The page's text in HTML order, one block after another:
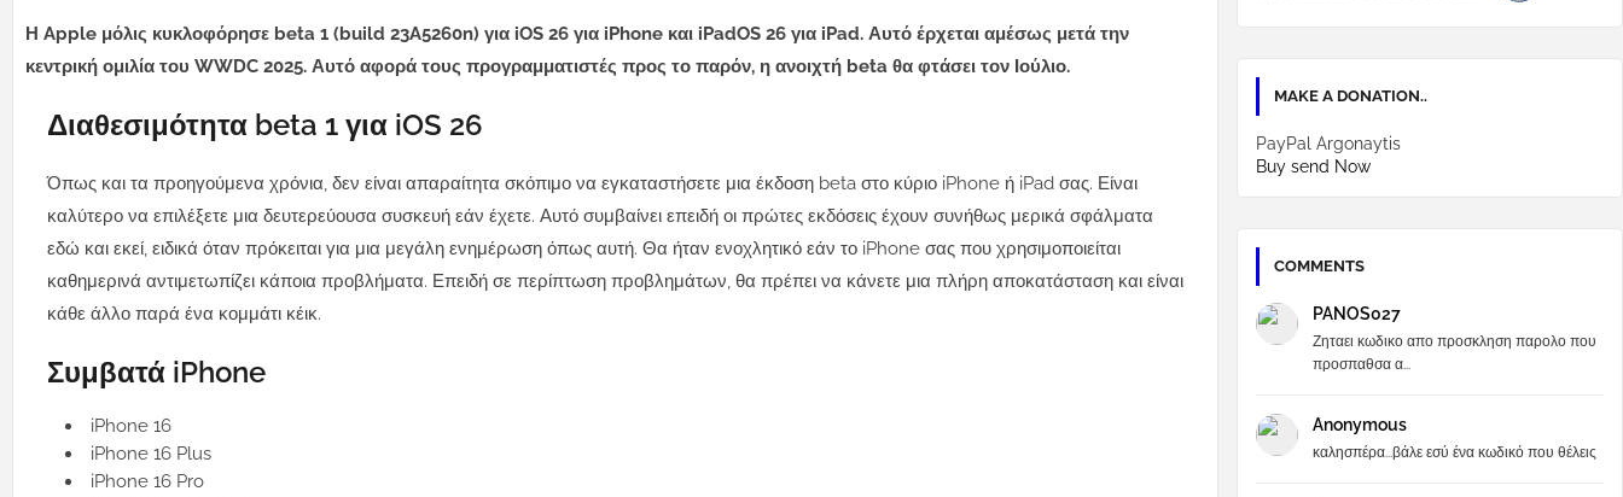
Η Apple μόλις κυκλοφόρησε beta 1 (build 23A5260n) για iOS 26 για iPhone και iPadOS 26 για iPad. Αυτό έρχεται αμέσως μετά την
κεντρική ομιλία του WWDC 2025. Αυτό αφορά τους προγραμματιστές προς το παρόν, η ανοιχτή beta θα φτάσει τον Ιούλιο.
Διαθεσιμότητα beta 1 για iOS 26
Όπως και τα προηγούμενα χρόνια, δεν είναι απαραίτητα σκόπιμο να εγκαταστήσετε μια έκδοση beta στο κύριο iPhone ή iPad σας. Είναι
καλύτερο να επιλέξετε μια δευτερεύουσα συσκευή εάν έχετε. Αυτό συμβαίνει επειδή οι πρώτες εκδόσεις έχουν συνήθως μερικά σφάλματα
εδώ και εκεί, ειδικά όταν πρόκειται για μια μεγάλη ενημέρωση όπως αυτή. Θα ήταν ενοχλητικό εάν το iPhone σας που χρησιμοποιείται
καθημερινά αντιμετωπίζει κάποια προβλήματα. Επειδή σε περίπτωση προβλημάτων, θα πρέπει να κάνετε μια πλήρη αποκατάσταση και είναι
κάθε άλλο παρά ένα κομμάτι κέικ.
Συμβατά iPhone
iPhone 16
iPhone 16 Plus
iPhone 16 Pro
MAKE A DONATION..
PayPal Argonaytis
Buy send Now
COMMENTS
PANOS027
Ζηταει κωδικο απο προσκληση παρολο που
προσπαθσα α...
Anonymous
καλησπέρα...βάλε εσύ ένα κωδικό που θέλεις